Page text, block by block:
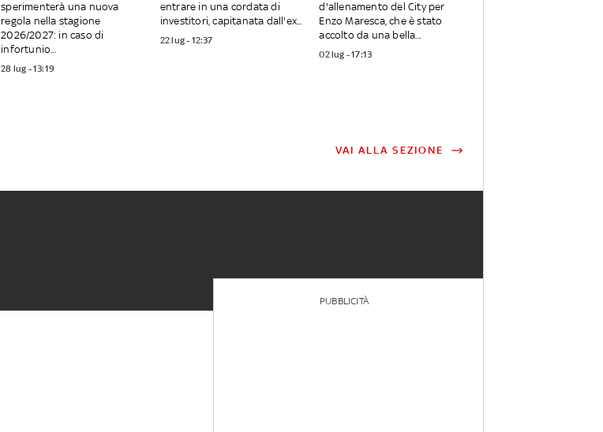
sperimenterà una nuova
regola nella stagione
2026/2027: in caso di
infortunio...
28 lug - 13:19
entrare in una cordata di
investitori, capitanata dall'ex...
22 lug - 12:37
d'allenamento del City per
Enzo Maresca, che è stato
accolto da una bella...
02 lug - 17:13
VAI ALLA SEZIONE
PUBBLICITÀ